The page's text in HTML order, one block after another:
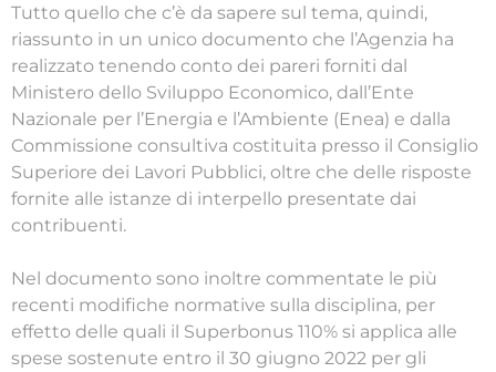
Tutto quello che c’è da sapere sul tema, quindi,
riassunto in un unico documento che l’Agenzia ha
realizzato tenendo conto dei pareri forniti dal
Ministero dello Sviluppo Economico, dall’Ente
Nazionale per l’Energia e l’Ambiente (Enea) e dalla
Commissione consultiva costituita presso il Consiglio
Superiore dei Lavori Pubblici, oltre che delle risposte
fornite alle istanze di interpello presentate dai
contribuenti.
Nel documento sono inoltre commentate le più
recenti modifiche normative sulla disciplina, per
effetto delle quali il Superbonus 110% si applica alle
spese sostenute entro il 30 giugno 2022 per gli